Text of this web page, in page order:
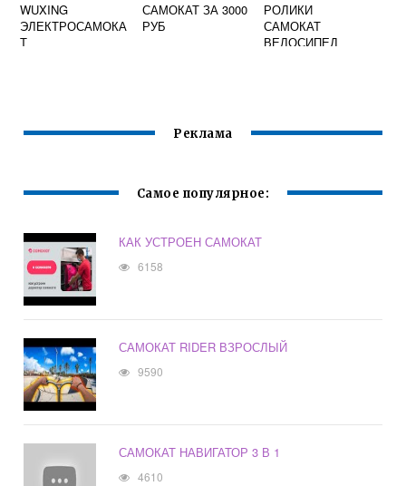
WUXING
ЭЛЕКТРОСАМОКА
Т
САМОКАТ ЗА 3000
РУБ
РОЛИКИ
САМОКАТ
ВЕЛОСИПЕД
Реклама
Самое популярное:
КАК УСТРОЕН САМОКАТ
6158
САМОКАТ RIDER ВЗРОСЛЫЙ
9590
САМОКАТ НАВИГАТОР 3 В 1
4610